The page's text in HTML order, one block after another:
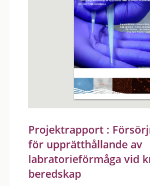
Projektrapport :
för upprätthållande av
labratorieförmåga vid
beredskap